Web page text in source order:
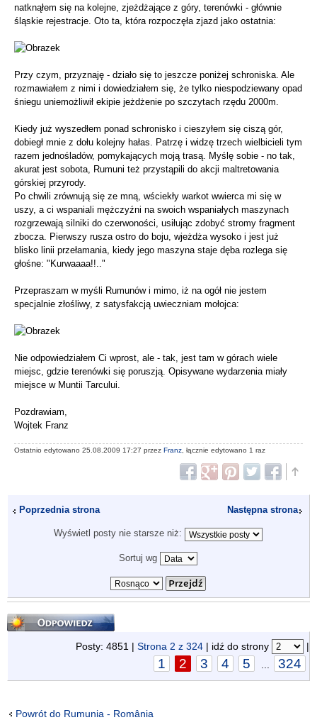
natknąłem się na kolejne, zjeżdżające z góry, terenówki - głównie
śląskie rejestracje. Oto ta, która rozpoczęła zjazd jako ostatnia:
Przy czym, przyznaję - działo się to jeszcze poniżej schroniska. Ale
rozmawiałem z nimi i dowiedziałem się, że tylko niespodziewany opad
śniegu uniemożliwił ekipie jeżdżenie po szczytach rzędu 2000m.
Kiedy już wyszedłem ponad schronisko i cieszyłem się ciszą gór,
dobiegł mnie z dołu kolejny hałas. Patrzę i widzę trzech wielbicieli tym
razem jednośladów, pomykających moją trasą. Myślę sobie - no tak,
akurat jest sobota, Rumuni też przystąpili do akcji maltretowania
górskiej przyrody.
Po chwili zrównują się ze mną, wściekły warkot wwierca mi się w
uszy, a ci wspaniali mężczyźni na swoich wspaniałych maszynach
rozgrzewają silniki do czerwoności, usiłując zdobyć stromy fragment
zbocza. Pierwszy rusza ostro do boju, wjeżdża wysoko i jest już
blisko linii przełamania, kiedy jego maszyna staje dęba rozlega się
głośne: "Kurwaaaa!!.."
Przepraszam w myśli Rumunów i mimo, iż na ogół nie jestem
specjalnie złośliwy, z satysfakcją uwieczniam mołojca:
Nie odpowiedziałem Ci wprost, ale - tak, jest tam w górach wiele
miejsc, gdzie terenówki się poruszją. Opisywane wydarzenia miały
miejsce w Muntii Tarcului.
Pozdrawiam,
Wojtek Franz
Ostatnio edytowano 25.08.2009 17:27 przez Franz, łącznie edytowano 1 raz
Poprzednia strona Następna strona
Wyświetl posty nie starsze niż:
Sortuj wg
Odpowiedz
Posty: 4851 | Strona 2 z 324 | idź do strony |
1 2 3 4 5 ... 324
Powrót do Rumunia - România